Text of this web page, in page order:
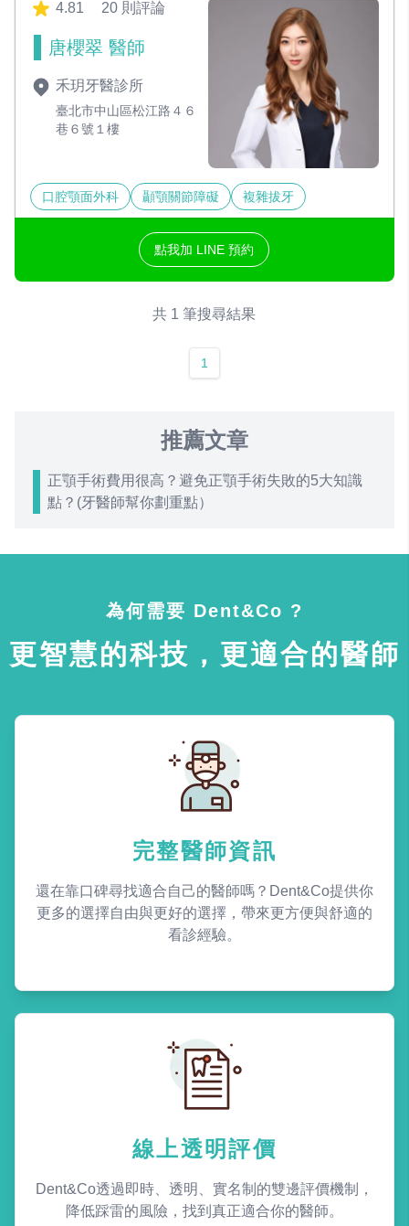
4.81 20 則評論
唐櫻翠 醫師
禾玥牙醫診所
臺北市中山區松江路４６
巷６號１樓
口腔顎面外科 顳顎關節障礙 複雜拔牙
點我加 LINE 預約
共 1 筆搜尋結果
1
推薦文章
正顎手術費用很高？避免正顎手術失敗的5大知識
點？(牙醫師幫你劃重點）
為何需要 Dent&Co ?
更智慧的科技，更適合的醫師
完整醫師資訊
還在靠口碑尋找適合自己的醫師嗎？Dent&Co提供你
更多的選擇自由與更好的選擇，帶來更方便與舒適的
看診經驗。
線上透明評價
Dent&Co透過即時、透明、實名制的雙邊評價機制，
降低踩雷的風險，找到真正適合你的醫師。